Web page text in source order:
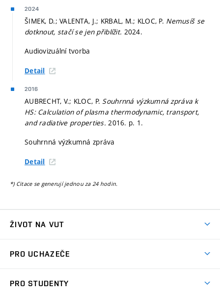
2024
ŠIMEK, D.; VALENTA, J.; KRBAL, M.; KLOC, P. Nemusíš se
dotknout, stačí se jen přiblížit. 2024.
Audiovizuální tvorba
Detail
2016
AUBRECHT, V.; KLOC, P. Souhrnná výzkumná zpráva k
HS: Calculation of plasma thermodynamic, transport,
and radiative properties.2016. p. 1.
Souhrnná výzkumná zpráva
Detail
*) Citace se generují jednou za 24 hodin.
ŽIVOT NA VUT
Koleje
PRO UCHAZEČE
PRO STUDENTY